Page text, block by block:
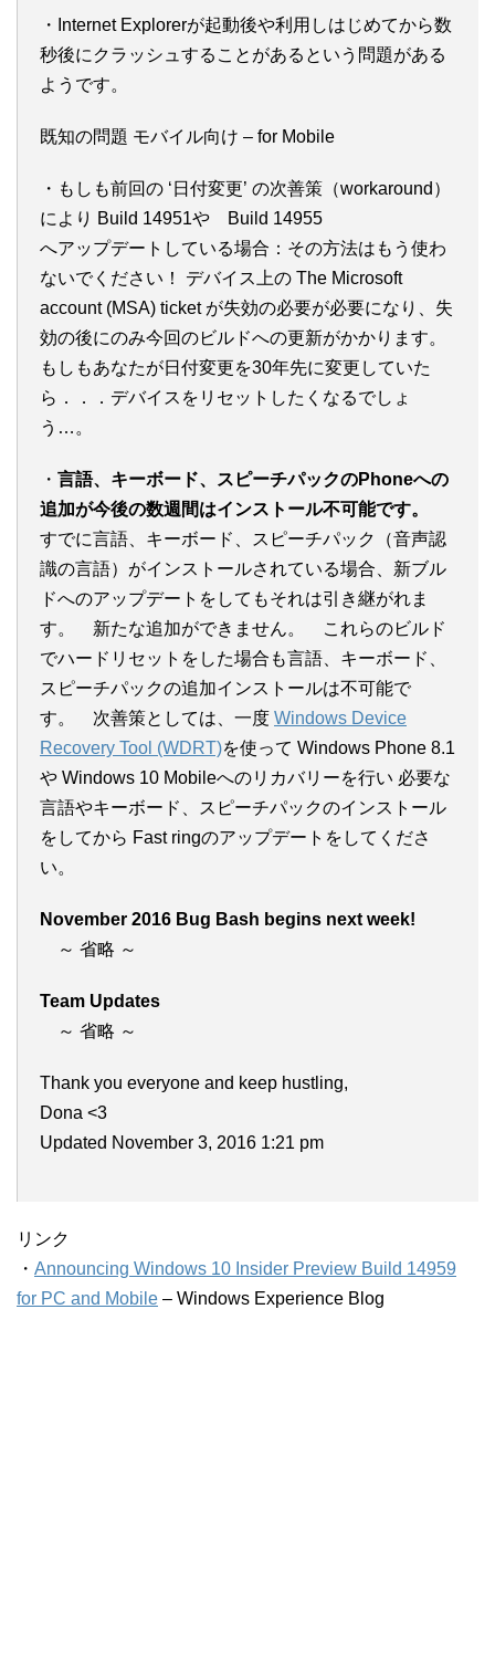
・Internet Explorerが起動後や利用しはじめてから数
秒後にクラッシュすることがあるという問題がある
ようです。
既知の問題 モバイル向け – for Mobile
・もしも前回の ‘日付変更’ の次善策（workaround）
により Build 14951や Build 14955
へアップデートしている場合：その方法はもう使わ
ないでください！ デバイス上の The Microsoft
account (MSA) ticket が失効の必要が必要になり、失
効の後にのみ今回のビルドへの更新がかかります。
もしもあなたが日付変更を30年先に変更していた
ら．．．デバイスをリセットしたくなるでしょ
う…。
・ 言語、キーボード、スピーチパックのPhoneへの
追加が今後の数週間はインストール不可能です。
すでに言語、キーボード、スピーチパック（音声認
識の言語）がインストールされている場合、新ブル
ドへのアップデートをしてもそれは引き継がれま
す。 新たな追加ができません。 これらのビルド
でハードリセットをした場合も言語、キーボード、
スピーチパックの追加インストールは不可能で
す。 次善策としては、一度 Windows Device
Recovery Tool (WDRT)を使って Windows Phone 8.1
や Windows 10 Mobileへのリカバリーを行い 必要な
言語やキーボード、スピーチパックのインストール
をしてから Fast ringのアップデートをしてくださ
い。
November 2016 Bug Bash begins next week!
～ 省略 ～
Team Updates
～ 省略 ～
Thank you everyone and keep hustling,
Dona <3
Updated November 3, 2016 1:21 pm
リンク
・ Announcing Windows 10 Insider Preview Build 14959
for PC and Mobile – Windows Experience Blog